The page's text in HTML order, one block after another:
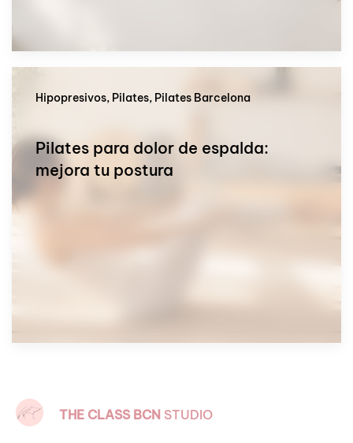
Hipopresivos, Pilates, Pilates Barcelona
Pilates para dolor de espalda:
mejora tu postura
THE CLASS BCN STUDIO